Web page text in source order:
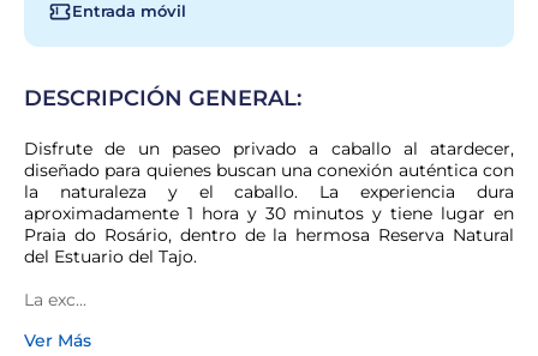
Entrada móvil
DESCRIPCIÓN GENERAL:
Disfrute de un paseo privado a caballo al atardecer,
diseñado para quienes buscan una conexión auténtica con
la naturaleza y el caballo. La experiencia dura
aproximadamente 1 hora y 30 minutos y tiene lugar en
Praia do Rosário, dentro de la hermosa Reserva Natural
del Estuario del Tajo.
La exc...
Ver Más